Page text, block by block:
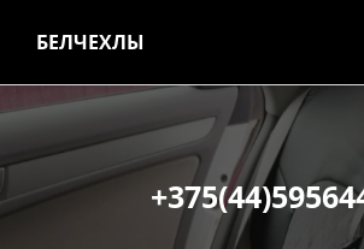
БЕЛЧЕХЛЫ